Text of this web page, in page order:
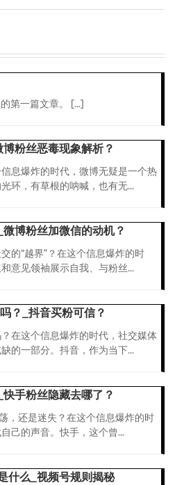
第一篇文章。 […]
粉丝恶毒现象解析？
息爆炸的时代，微博无疑是一个热
环，有草根的呐喊，也有无...
博粉丝加微信的动机？
的“越界”？在这个信息爆炸的时
意见领袖展示自我、与粉丝...
？_抖音买粉可信？
在这个信息爆炸的时代，社交媒体
的一部分。抖音，作为当下...
手粉丝隐藏去哪了？
，还是迷失？在这个信息爆炸的时
己的声音。快手，这个曾...
什么_视频号规则揭秘